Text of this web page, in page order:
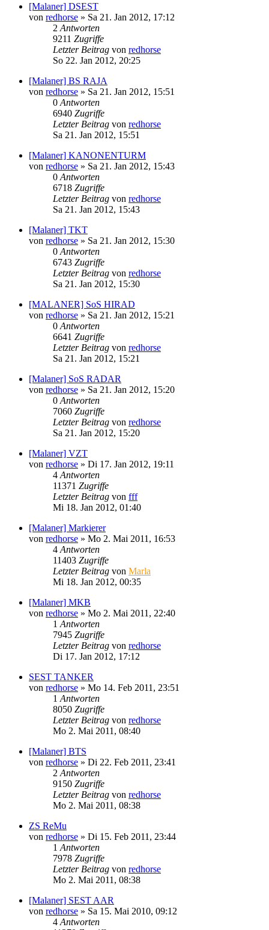
[Malaner] DSEST
von redhorse » Sa 21. Jan 2012, 17:12
2 Antworten
9211 Zugriffe
Letzter Beitrag von redhorse
So 22. Jan 2012, 20:25
[Malaner] BS RAJA
von redhorse » Sa 21. Jan 2012, 15:51
0 Antworten
6940 Zugriffe
Letzter Beitrag von redhorse
Sa 21. Jan 2012, 15:51
[Malaner] KANONENTURM
von redhorse » Sa 21. Jan 2012, 15:43
0 Antworten
6718 Zugriffe
Letzter Beitrag von redhorse
Sa 21. Jan 2012, 15:43
[Malaner] TKT
von redhorse » Sa 21. Jan 2012, 15:30
0 Antworten
6743 Zugriffe
Letzter Beitrag von redhorse
Sa 21. Jan 2012, 15:30
[MALANER] SoS HIRAD
von redhorse » Sa 21. Jan 2012, 15:21
0 Antworten
6641 Zugriffe
Letzter Beitrag von redhorse
Sa 21. Jan 2012, 15:21
[Malaner] SoS RADAR
von redhorse » Sa 21. Jan 2012, 15:20
0 Antworten
7060 Zugriffe
Letzter Beitrag von redhorse
Sa 21. Jan 2012, 15:20
[Malaner] VZT
von redhorse » Di 17. Jan 2012, 19:11
4 Antworten
11371 Zugriffe
Letzter Beitrag von fff
Mi 18. Jan 2012, 01:40
[Malaner] Markierer
von redhorse » Mo 2. Mai 2011, 16:53
4 Antworten
11403 Zugriffe
Letzter Beitrag von Marla
Mi 18. Jan 2012, 00:35
[Malaner] MKB
von redhorse » Mo 2. Mai 2011, 22:40
1 Antworten
7945 Zugriffe
Letzter Beitrag von redhorse
Di 17. Jan 2012, 17:12
SEST TANKER
von redhorse » Mo 14. Feb 2011, 23:51
1 Antworten
8050 Zugriffe
Letzter Beitrag von redhorse
Mo 2. Mai 2011, 08:40
[Malaner] BTS
von redhorse » Di 22. Feb 2011, 23:41
2 Antworten
9150 Zugriffe
Letzter Beitrag von redhorse
Mo 2. Mai 2011, 08:38
ZS ReMu
von redhorse » Di 15. Feb 2011, 23:44
1 Antworten
7978 Zugriffe
Letzter Beitrag von redhorse
Mo 2. Mai 2011, 08:38
[Malaner] SEST AAR
von redhorse » Sa 15. Mai 2010, 09:12
4 Antworten